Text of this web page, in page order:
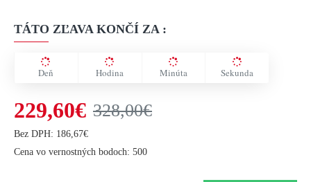
TÁTO ZĽAVA KONČÍ ZA :
Deň Hodina Minúta Sekunda
229,60€ 328,00€
Bez DPH: 186,67€
Cena vo vernostných bodoch: 500